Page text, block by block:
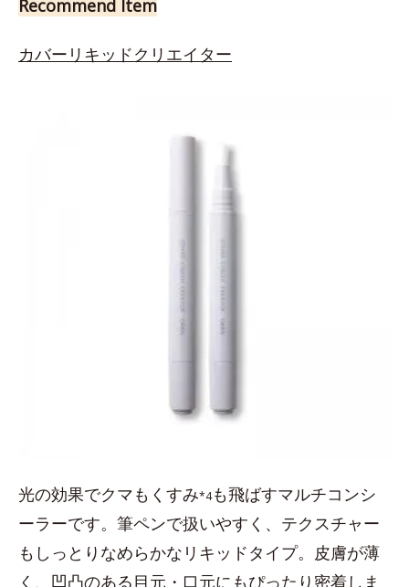
Recommend Item
カバーリキッドクリエイター
光の効果でクマもくすみ*4も飛ばすマルチコンシ
ーラーです。筆ペンで扱いやすく、テクスチャー
もしっとりなめらかなリキッドタイプ。皮膚が薄
く、凹凸のある目元・口元にもぴったり密着しま